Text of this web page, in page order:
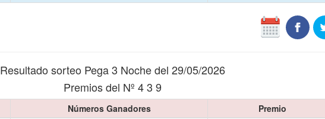
Resultado sorteo Pega 3 Noche del 29/05/2026
Premios del Nº 4 3 9
Números Ganadores Premio